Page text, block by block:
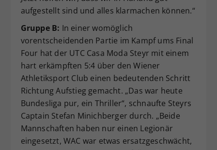
aufgestellt sind und alles klarmachen können.“
Gruppe B: In einer womöglich
vorentscheidenden Partie im Kampf ums Final
Four hat der UTC Casa Moda Steyr mit einem
hart erkämpften 5:4 über den Wiener
Athletiksport Club einen bedeutenden Schritt
Richtung Aufstieg gemacht. „Das war heute
Bundesliga pur, ein Thriller“, schnaufte Steyrs
Captain Stefan Minichberger durch. „Beide
Mannschaften haben nur einen Legionär
eingesetzt, WAC war etwas ersatzgeschwächt,